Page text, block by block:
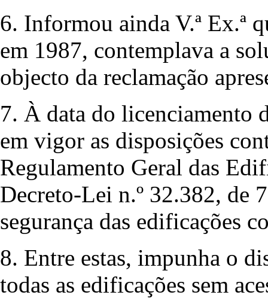
6. Informou ainda V.ª Ex.ª
em 1987, contemplava a
objecto da reclamação
7. À data do licenciamento
em vigor as disposições
Regulamento Geral das
Decreto-Lei n.º 32.382, de
segurança das edificações
8. Entre estas, impunha o
todas as edificações sem